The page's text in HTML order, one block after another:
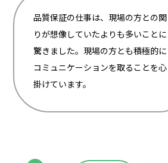
品質保証の仕事は、現場の方との関
りが想像していたよりも多いことに
驚きました。現場の方とも積極的に
コミュニケーションを取ることを心
掛けています。